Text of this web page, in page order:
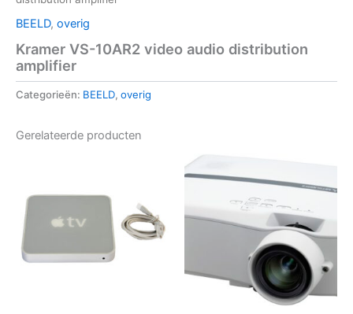
BEELD, overig
Kramer VS-10AR2 video audio distribution
amplifier
Categorieën: BEELD, overig
Gerelateerde producten